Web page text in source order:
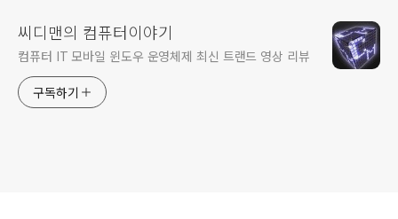
씨디맨의 컴퓨터이야기
컴퓨터 IT 모바일 윈도우 운영체제 최신 트랜드 영상 리뷰
구독하기